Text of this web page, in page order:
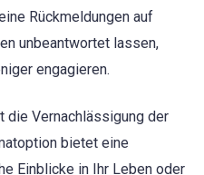
Rückmeldungen auf
unbeantwortet lassen,
engagieren.
die Vernachlässigung der
bietet eine
Einblicke in Ihr Leben oder